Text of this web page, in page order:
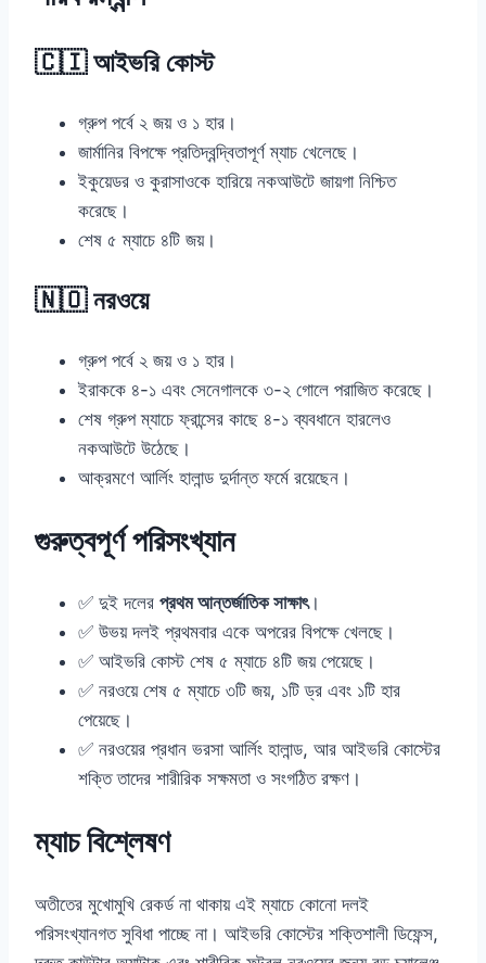
🇨🇮 আইভরি কোস্ট
গ্রুপ পর্বে ২ জয় ও ১ হার।
জার্মানির বিপক্ষে প্রতিদ্বন্দ্বিতাপূর্ণ ম্যাচ খেলেছে।
ইকুয়েডর ও কুরাসাওকে হারিয়ে নকআউটে জায়গা নিশ্চিত
করেছে।
শেষ ৫ ম্যাচে ৪টি জয়।
🇳🇴 নরওয়ে
গ্রুপ পর্বে ২ জয় ও ১ হার।
ইরাককে ৪-১ এবং সেনেগালকে ৩-২ গোলে পরাজিত করেছে।
শেষ গ্রুপ ম্যাচে ফ্রান্সের কাছে ৪-১ ব্যবধানে হারলেও
নকআউটে উঠেছে।
আক্রমণে আর্লিং হালান্ড দুর্দান্ত ফর্মে রয়েছেন।
গুরুত্বপূর্ণ পরিসংখ্যান
✅ দুই দলের প্রথম আন্তর্জাতিক সাক্ষাৎ।
✅ উভয় দলই প্রথমবার একে অপরের বিপক্ষে খেলছে।
✅ আইভরি কোস্ট শেষ ৫ ম্যাচে ৪টি জয় পেয়েছে।
✅ নরওয়ে শেষ ৫ ম্যাচে ৩টি জয়, ১টি ড্র এবং ১টি হার
পেয়েছে।
✅ নরওয়ের প্রধান ভরসা আর্লিং হালান্ড, আর আইভরি কোস্টের
শক্তি তাদের শারীরিক সক্ষমতা ও সংগঠিত রক্ষণ।
ম্যাচ বিশ্লেষণ
অতীতের মুখোমুখি রেকর্ড না থাকায় এই ম্যাচে কোনো দলই
পরিসংখ্যানগত সুবিধা পাচ্ছে না। আইভরি কোস্টের শক্তিশালী ডিফেন্স,